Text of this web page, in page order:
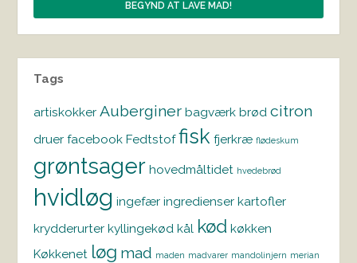
Tags
artiskokker Auberginer bagværk brød citron
druer facebook Fedtstof fisk fjerkræ flødeskum
grøntsager hovedmåltidet hvedebrød
hvidløg ingefær ingredienser kartofler
krydderurter kyllingekød kål kød køkken
Køkkenet løg mad maden madvarer mandolinjern merian